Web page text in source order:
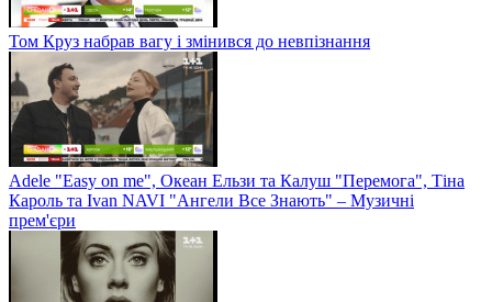
Том Круз набрав вагу і змінився до невпізнання
Adele "Easy on me", Океан Ельзи та Калуш "Перемога", Тіна
Кароль та Ivan NAVI "Ангели Все Знають" – Музичні
прем'єри